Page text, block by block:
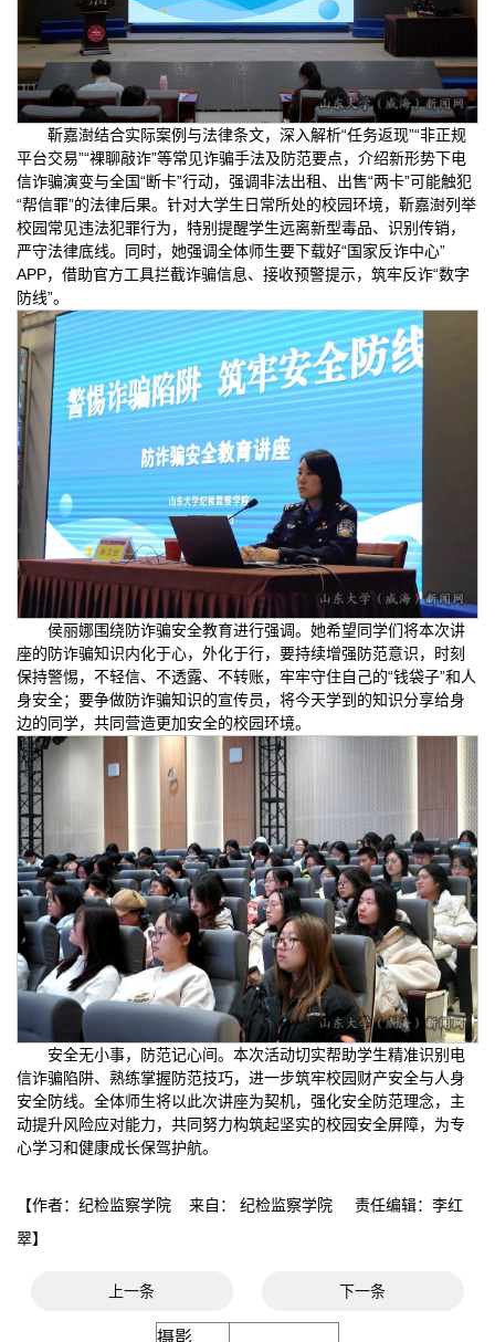
靳嘉澍结合实际案例与法律条文，深入解析“任务返现”“非正规
平台交易”“裸聊敲诈”等常见诈骗手法及防范要点，介绍新形势下电
信诈骗演变与全国“断卡”行动，强调非法出租、出售“两卡”可能触犯
“帮信罪”的法律后果。针对大学生日常所处的校园环境，靳嘉澍列举
校园常见违法犯罪行为，特别提醒学生远离新型毒品、识别传销，
严守法律底线。同时，她强调全体师生要下载好“国家反诈中心”
APP，借助官方工具拦截诈骗信息、接收预警提示，筑牢反诈“数字
防线”。
侯丽娜围绕防诈骗安全教育进行强调。她希望同学们将本次讲
座的防诈骗知识内化于心，外化于行，要持续增强防范意识，时刻
保持警惕，不轻信、不透露、不转账，牢牢守住自己的“钱袋子”和人
身安全；要争做防诈骗知识的宣传员，将今天学到的知识分享给身
边的同学，共同营造更加安全的校园环境。
安全无小事，防范记心间。本次活动切实帮助学生精准识别电
信诈骗陷阱、熟练掌握防范技巧，进一步筑牢校园财产安全与人身
安全防线。全体师生将以此次讲座为契机，强化安全防范理念，主
动提升风险应对能力，共同努力构筑起坚实的校园安全屏障，为专
心学习和健康成长保驾护航。
【作者：纪检监察学院 来自： 纪检监察学院 责任编辑：李红
翠】
上一条 下一条
摄影